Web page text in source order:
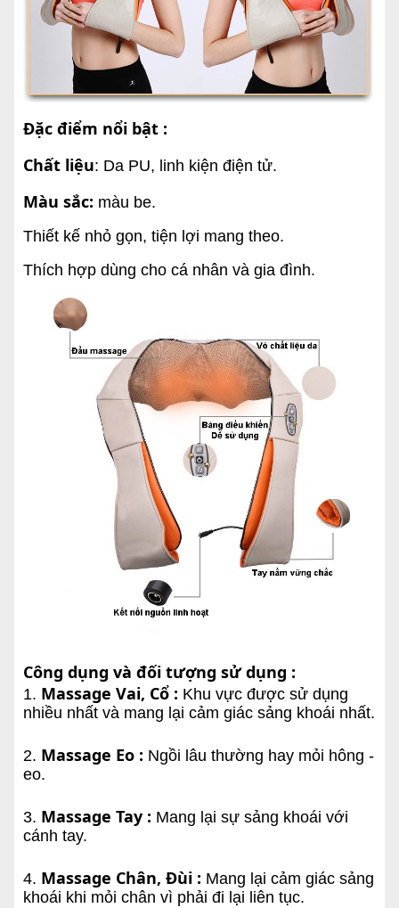
Đặc điểm nổi bật :
Chất liệu: Da PU, linh kiện điện tử.
Màu sắc: màu be.
Thiết kế nhỏ gọn, tiện lợi mang theo.
Thích hợp dùng cho cá nhân và gia đình.
Công dụng và đối tượng sử dụng :
1. Massage Vai, Cổ : Khu vực được sử dụng
nhiều nhất và mang lại cảm giác sảng khoái nhất.
2. Massage Eo : Ngồi lâu thường hay mỏi hông -
eo.
3. Massage Tay : Mang lại sự sảng khoái với
cánh tay.
4. Massage Chân, Đùi : Mang lại cảm giác sảng
khoái khi mỏi chân vì phải đi lại liên tục.